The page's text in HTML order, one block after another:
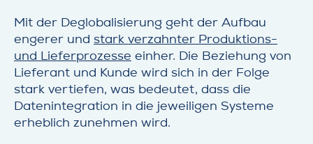
Mit der Deglobalisierung geht der Aufbau
engerer und stark verzahnter Produktions-
und Lieferprozesse einher. Die Beziehung von
Lieferant und Kunde wird sich in der Folge
stark vertiefen, was bedeutet, dass die
Datenintegration in die jeweiligen Systeme
erheblich zunehmen wird.